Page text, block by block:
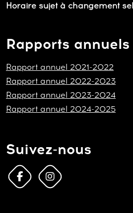
Horaire sujet à changement
Rapports annuels
Rapport annuel 2021-2022
Rapport annuel 2022-2023
Rapport annuel 2023-2024
Rapport annuel 2024-2025
Suivez-nous